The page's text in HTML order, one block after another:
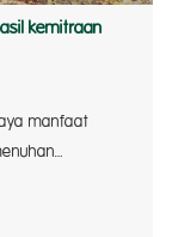
kemitraan
manfaat